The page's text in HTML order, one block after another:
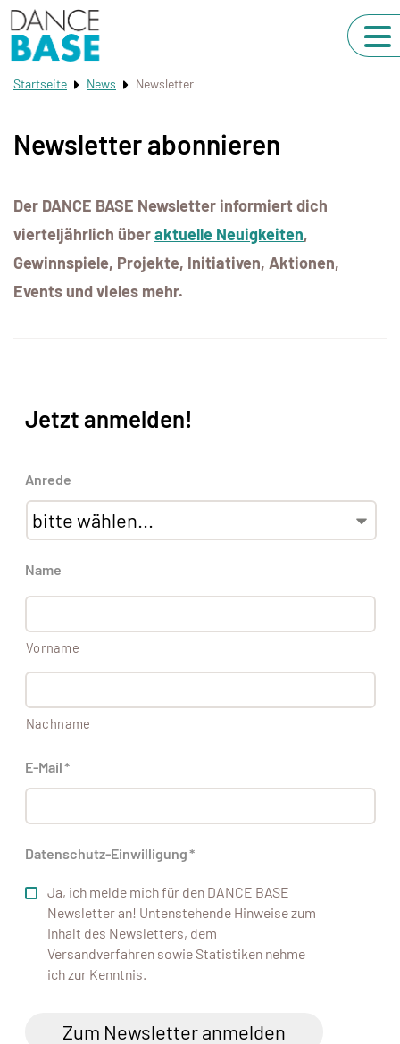
Startseite News Newsletter
Newsletter abonnieren
Der DANCE BASE Newsletter informiert dich
vierteljährlich überaktuelle Neuigkeiten,
Gewinnspiele, Projekte, Initiativen, Aktionen,
Events und vieles mehr.
Jetzt anmelden!
Anrede
Name
Vorname
Nachname
E-Mail*
Datenschutz-Einwilligung*
Ja, ich melde mich für den DANCE BASE
Newsletter an! Untenstehende Hinweise zum
Inhalt des Newsletters, dem
Versandverfahren sowie Statistiken nehme
ich zur Kenntnis.
Zum Newsletter anmelden